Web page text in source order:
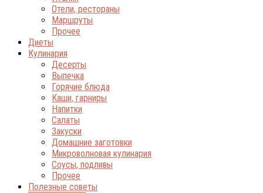
Отели, рестораны
Маршруты
Прочее
Диеты
Кулинария
Десерты
Выпечка
Горячие блюда
Каши, гарниры
Напитки
Салаты
Закуски
Домашние заготовки
Микроволновая кулинария
Соусы, подливы
Прочее
Полезные советы